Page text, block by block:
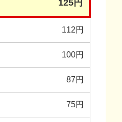
125円
112円
100円
87円
75円